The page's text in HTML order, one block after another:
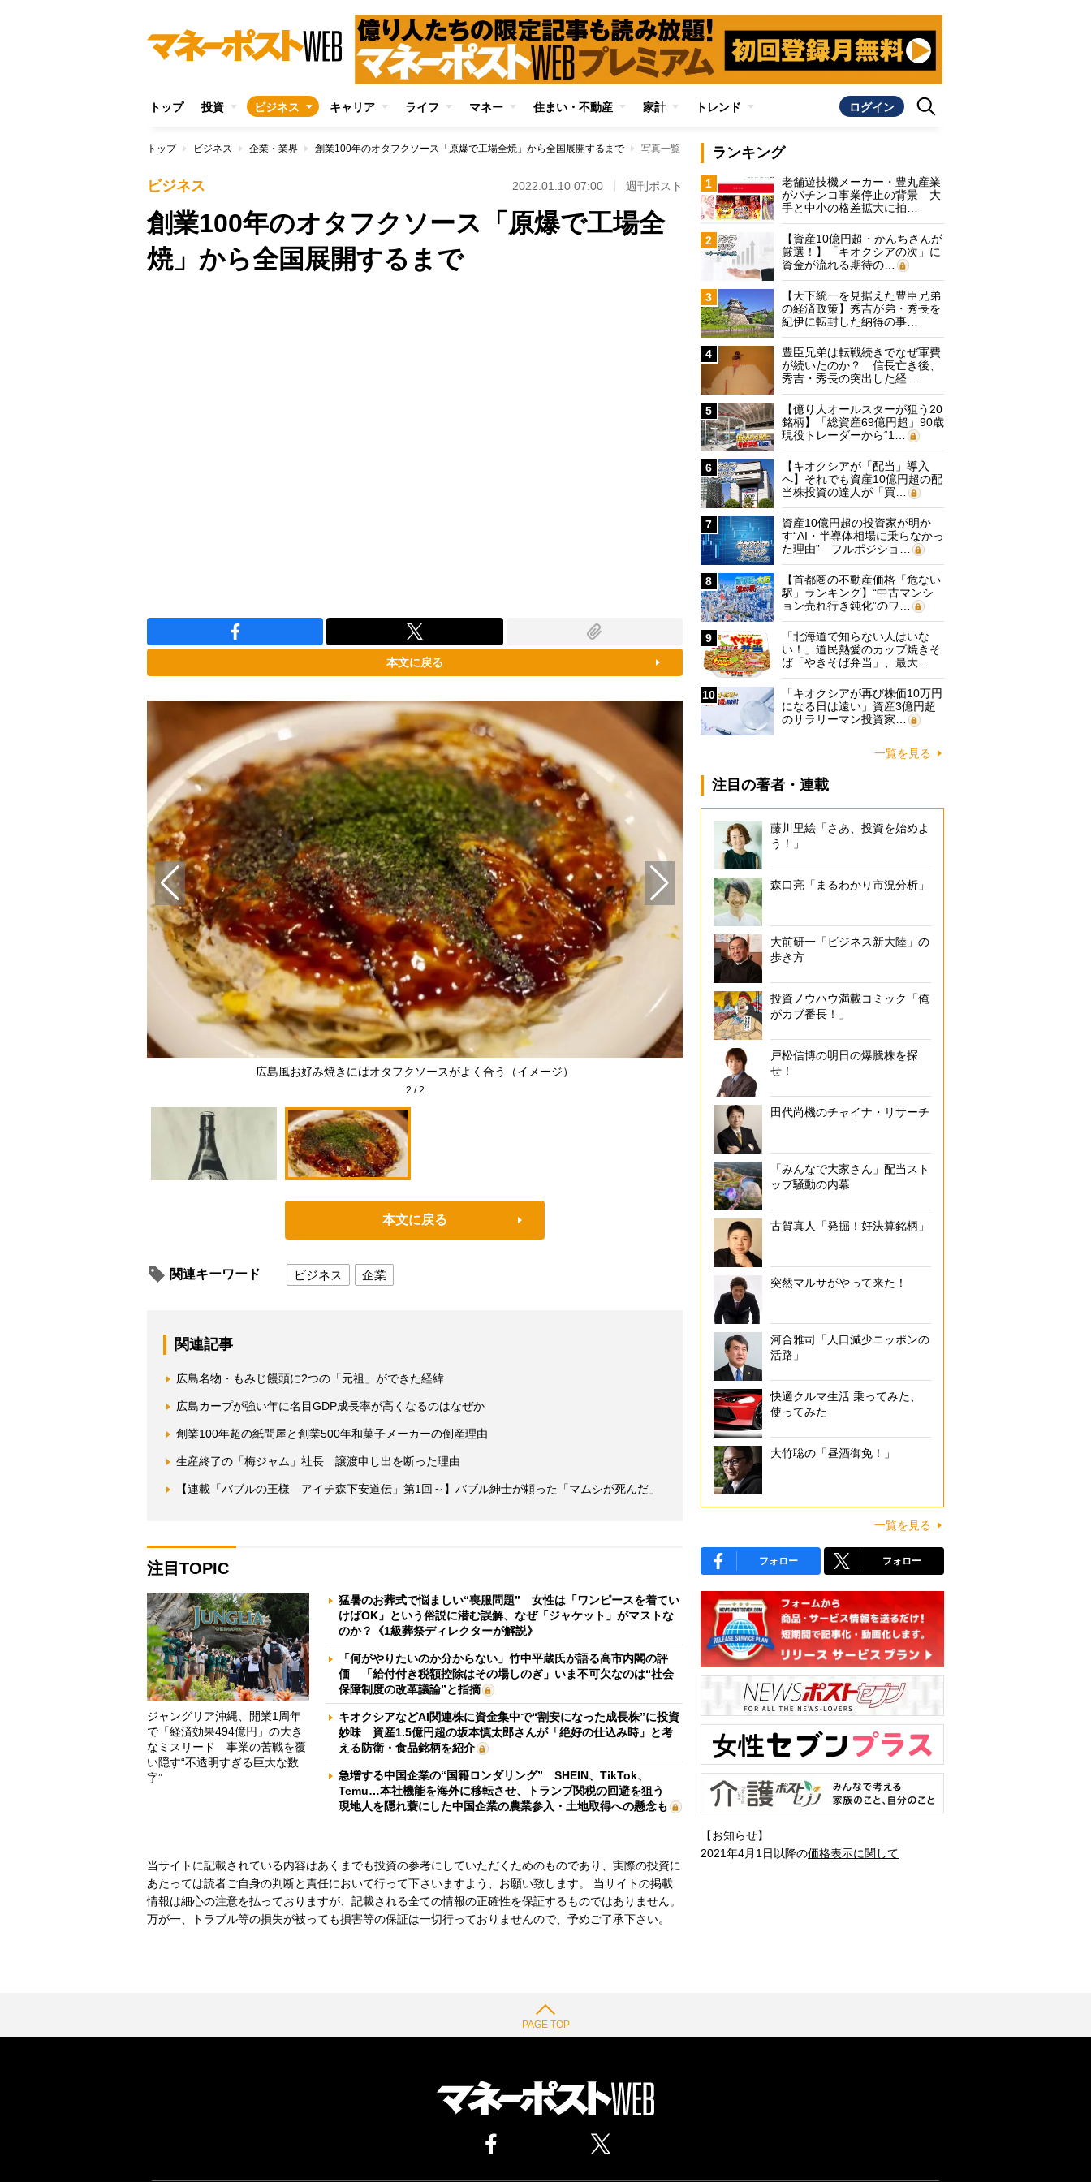
トップ 投資 ビジネス キャリア ライフ マネー 住まい・不動産 家計 トレンド ログイン
トップ ビジネス 企業・業界 創業100年のオタフクソース「原爆で工場全焼」から全国展開するまで 写真一覧
ビジネス 2022.01.10 07:00 週刊ポスト
創業100年のオタフクソース「原爆で工場全
焼」から全国展開するまで
本文に戻る
広島風お好み焼きにはオタフクソースがよく合う（イメージ）
2 /2
本文に戻る
関連キーワード ビジネス 企業
関連記事
広島名物・もみじ饅頭に2つの「元祖」ができた経緯
広島カープが強い年に名目GDP成長率が高くなるのはなぜか
創業100年超の紙問屋と創業500年和菓子メーカーの倒産理由
生産終了の「梅ジャム」社長 譲渡申し出を断った理由
【連載「バブルの王様 アイチ森下安道伝」第1回～】バブル紳士が頼った「マムシが死んだ」
注目TOPIC
ジャングリア沖縄、開業1周年
で「経済効果494億円」の大き
なミスリード 事業の苦戦を覆
い隠す“不透明すぎる巨大な数
字”
猛暑のお葬式で悩ましい“喪服問題” 女性は「ワンピースを着てい
けばOK」という俗説に潜む誤解、なぜ「ジャケット」がマストな
のか？《1級葬祭ディレクターが解説》
「何がやりたいのか分からない」竹中平蔵氏が語る高市内閣の評
価 「給付付き税額控除はその場しのぎ」いま不可欠なのは“社会
保障制度の改革議論”と指摘
キオクシアなどAI関連株に資金集中で“割安になった成長株”に投資
妙味 資産1.5億円超の坂本慎太郎さんが「絶好の仕込み時」と考
える防衛・食品銘柄を紹介
急増する中国企業の“国籍ロンダリング” SHEIN、TikTok、
Temu…本社機能を海外に移転させ、トランプ関税の回避を狙う
現地人を隠れ蓑にした中国企業の農業参入・土地取得への懸念も
当サイトに記載されている内容はあくまでも投資の参考にしていただくためのものであり、実際の投資に
あたっては読者ご自身の判断と責任において行って下さいますよう、お願い致します。 当サイトの掲載
情報は細心の注意を払っておりますが、記載される全ての情報の正確性を保証するものではありません。
万が一、トラブル等の損失が被っても損害等の保証は一切行っておりませんので、予めご了承下さい。
ランキング
1
老舗遊技機メーカー・豊丸産業
がパチンコ事業停止の背景 大
手と中小の格差拡大に拍…
2
【資産10億円超・かんちさんが
厳選！】「キオクシアの次」に
資金が流れる期待の…
3
【天下統一を見据えた豊臣兄弟
の経済政策】秀吉が弟・秀長を
紀伊に転封した納得の事…
4
豊臣兄弟は転戦続きでなぜ軍費
が続いたのか？ 信長亡き後、
秀吉・秀長の突出した経…
5
【億り人オールスターが狙う20
銘柄】「総資産69億円超」90歳
現役トレーダーから“1…
6
【キオクシアが「配当」導入
へ】それでも資産10億円超の配
当株投資の達人が「買…
7
資産10億円超の投資家が明か
す“AI・半導体相場に乗らなかっ
た理由” フルポジショ…
8
【首都圏の不動産価格「危ない
駅」ランキング】“中古マンシ
ョン売れ行き鈍化”のワ…
9
「北海道で知らない人はいな
い！」道民熱愛のカップ焼きそ
ば「やきそば弁当」、最大…
10
「キオクシアが再び株価10万円
になる日は遠い」資産3億円超
のサラリーマン投資家…
一覧を見る
注目の著者・連載
藤川里絵「さあ、投資を始めよ
う！」
森口亮「まるわかり市況分析」
大前研一「ビジネス新大陸」の
歩き方
投資ノウハウ満載コミック「俺
がカブ番長！」
戸松信博の明日の爆騰株を探
せ！
田代尚機のチャイナ・リサーチ
「みんなで大家さん」配当スト
ップ騒動の内幕
古賀真人「発掘！好決算銘柄」
突然マルサがやって来た！
河合雅司「人口減少ニッポンの
活路」
快適クルマ生活 乗ってみた、
使ってみた
大竹聡の「昼酒御免！」
一覧を見る
フォロー フォロー
【お知らせ】
2021年4月1日以降の価格表示に関して
PAGE TOP